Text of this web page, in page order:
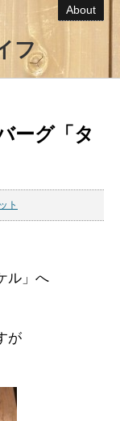
About
フ
ーグ「タ
ト
ル」へ
が